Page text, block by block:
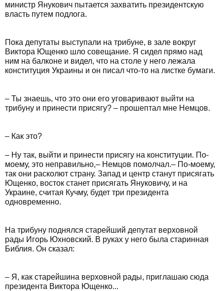
министр Янукович пытается захватить президентскую
власть путем подлога.
Пока депутаты выступали на трибуне, в зале вокруг
Виктора Ющенко шло совещание. Я сидел прямо над
ним на балконе и видел, что на столе у него лежала
конституция Украины и он писал что-то на листке бумаги.
– Ты знаешь, что это они его уговаривают выйти на
трибуну и принести присягу? – прошептал мне Немцов.
– Как это?
– Ну так, выйти и принести присягу на конституции. По-
моему, это неправильно,– Немцов помолчал.– По-моему,
так они расколют страну. Запад и центр станут присягать
Ющенко, восток станет присягать Януковичу, и на
Украине, считая Кучму, будет три президента
одновременно.
На трибуну поднялся старейший депутат верховной
рады Игорь Юхновский. В руках у него была старинная
Библия. Он сказал:
– Я, как старейшина верховной рады, приглашаю сюда
президента Виктора Ющенко...